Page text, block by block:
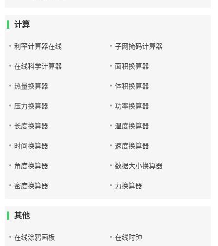
计算
利率计算器在线 子网掩码计算器
在线科学计算器 面积换算器
热量换算器 体积换算器
压力换算器 功率换算器
长度换算器 温度换算器
时间换算器 速度换算器
角度换算器 数据大小换算器
密度换算器 力换算器
其他
在线涂鸦画板 在线时钟